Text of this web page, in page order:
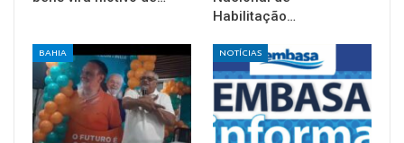
Habilitação…
BAHIA NOTÍCIAS